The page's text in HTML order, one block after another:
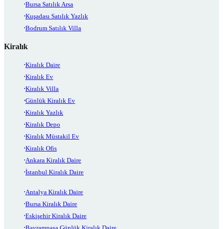
Bursa Satılık Arsa
Kuşadası Satılık Yazlık
Bodrum Satılık Villa
Kiralık
Kiralık Daire
Kiralık Ev
Kiralık Villa
Günlük Kiralık Ev
Kiralık Yazlık
Kiralık Depo
Kiralık Müstakil Ev
Kiralık Ofis
Ankara Kiralık Daire
İstanbul Kiralık Daire
Antalya Kiralık Daire
Bursa Kiralık Daire
Eskişehir Kiralık Daire